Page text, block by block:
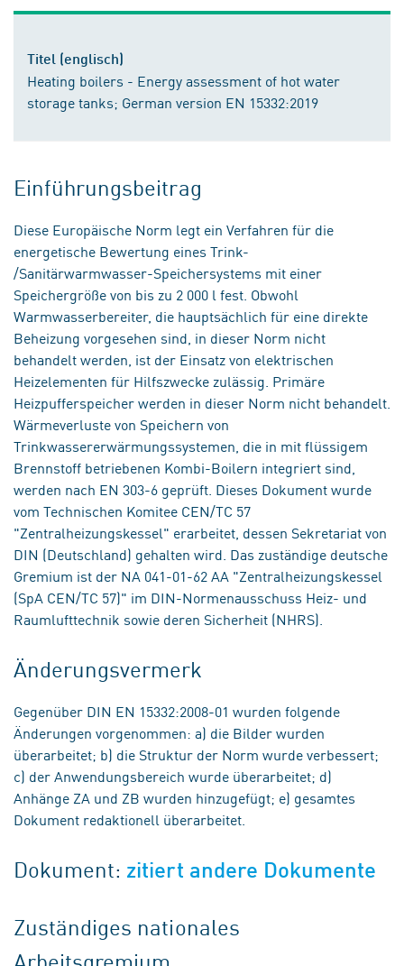
Titel (englisch)
Heating boilers - Energy assessment of hot water
storage tanks; German version EN 15332:2019
Einführungsbeitrag
Diese Europäische Norm legt ein Verfahren für die
energetische Bewertung eines Trink-
/Sanitärwarmwasser-Speichersystems mit einer
Speichergröße von bis zu 2 000 l fest. Obwohl
Warmwasserbereiter, die hauptsächlich für eine direkte
Beheizung vorgesehen sind, in dieser Norm nicht
behandelt werden, ist der Einsatz von elektrischen
Heizelementen für Hilfszwecke zulässig. Primäre
Heizpufferspeicher werden in dieser Norm nicht behandelt.
Wärmeverluste von Speichern von
Trinkwassererwärmungssystemen, die in mit flüssigem
Brennstoff betriebenen Kombi-Boilern integriert sind,
werden nach EN 303-6 geprüft. Dieses Dokument wurde
vom Technischen Komitee CEN/TC 57
"Zentralheizungskessel" erarbeitet, dessen Sekretariat von
DIN (Deutschland) gehalten wird. Das zuständige deutsche
Gremium ist der NA 041-01-62 AA "Zentralheizungskessel
(SpA CEN/TC 57)" im DIN-Normenausschuss Heiz- und
Raumlufttechnik sowie deren Sicherheit (NHRS).
Änderungsvermerk
Gegenüber DIN EN 15332:2008-01 wurden folgende
Änderungen vorgenommen: a) die Bilder wurden
überarbeitet; b) die Struktur der Norm wurde verbessert;
c) der Anwendungsbereich wurde überarbeitet; d)
Anhänge ZA und ZB wurden hinzugefügt; e) gesamtes
Dokument redaktionell überarbeitet.
Dokument: zitiert andere Dokumente
Zuständiges nationales